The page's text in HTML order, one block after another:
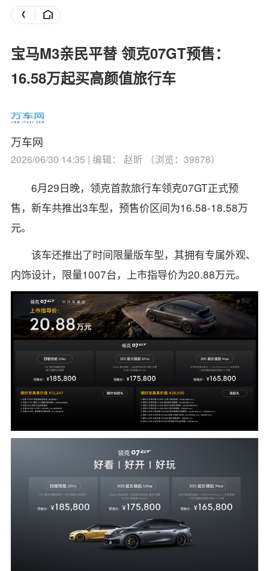
宝马M3亲民平替 领克07GT预售：
16.58万起买高颜值旅行车
万车网
2026/06/30 14:35 | 编辑： 赵昕 （浏览：39878）
6月29日晚，领克首款旅行车领克07GT正式预
售，新车共推出3车型，预售价区间为16.58-18.58万
元。
该车还推出了时间限量版车型，其拥有专属外观、
内饰设计，限量1007台，上市指导价为20.88万元。